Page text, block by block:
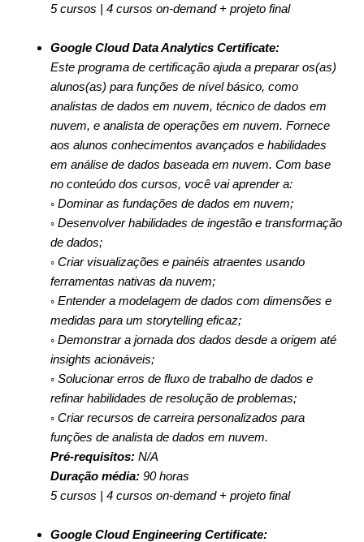
5 cursos | 4 cursos on-demand + projeto final
Google Cloud Data Analytics Certificate:
Este programa de certificação ajuda a preparar os(as)
alunos(as) para funções de nível básico, como
analistas de dados em nuvem, técnico de dados em
nuvem, e analista de operações em nuvem. Fornece
aos alunos conhecimentos avançados e habilidades
em análise de dados baseada em nuvem. Com base
no conteúdo dos cursos, você vai aprender a:
◦ Dominar as fundações de dados em nuvem;
◦ Desenvolver habilidades de ingestão e transformação
de dados;
◦ Criar visualizações e painéis atraentes usando
ferramentas nativas da nuvem;
◦ Entender a modelagem de dados com dimensões e
medidas para um storytelling eficaz;
◦ Demonstrar a jornada dos dados desde a origem até
insights acionáveis;
◦ Solucionar erros de fluxo de trabalho de dados e
refinar habilidades de resolução de problemas;
◦ Criar recursos de carreira personalizados para
funções de analista de dados em nuvem.
Pré-requisitos: N/A
Duração média: 90 horas
5 cursos | 4 cursos on-demand + projeto final
Google Cloud Engineering Certificate: